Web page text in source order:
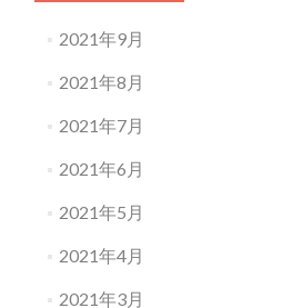
2021年9月
2021年8月
2021年7月
2021年6月
2021年5月
2021年4月
2021年3月